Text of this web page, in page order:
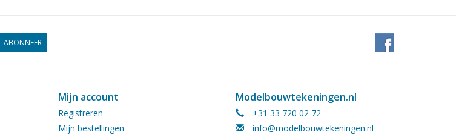
310
"Smit Rotterdam"
WOESTENBURG
NVM-lezers service.
VEENSTRA A.
Modelbouwdag te Eindhoven 1978 HENNING R.
ABONNEER
Mijn account
Registreren
Mijn bestellingen
Modelbouwtekeningen.nl
+31 33 720 02 72
info@modelbouwtekeningen.nl